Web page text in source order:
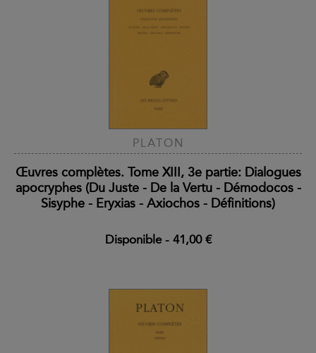
PLATON
Œuvres complètes. Tome XIII, 3e partie: Dialogues
apocryphes (Du Juste - De la Vertu - Démodocos -
Sisyphe - Eryxias - Axiochos - Définitions)
Disponible- 41,00 €